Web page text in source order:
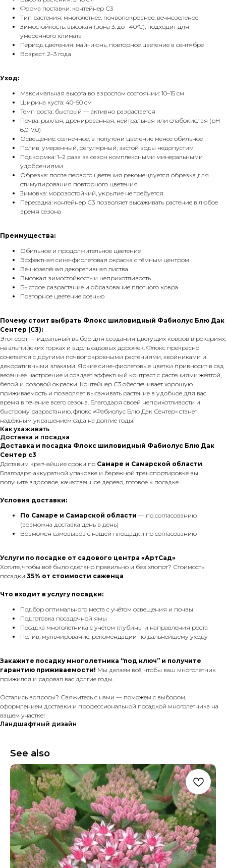
Форма поставки: контейнер С3
Тип растения: многолетнее, почвопокровное, вечнозелёное
Зимостойкость: высокая (зона 3, до –40°C), подходит для
умеренного климата
Период цветения: май–июнь, повторное цветение в сентябре
Возраст: 2–3 года
Уход:
Максимальная высота во взрослом состоянии: 10–15 см
Ширина куста: 40–50 см
Темп роста: быстрый — активно разрастается
Почва: рыхлая, дренированная, нейтральная или слабокислая (pH
6,0–7,0)
Освещение: солнечное; в полутени цветение менее обильное
Полив: умеренный, регулярный; застой воды недопустим
Подкормка: 1–2 раза за сезон комплексными минеральными
удобрениями
Обрезка: после первого цветения рекомендуется обрезка для
стимулирования повторного цветения
Зимовка: морозостойкий, укрытие не требуется
Пересадка: контейнер С3 позволяет высаживать растение в любое
время сезона
Преимущества:
Обильное и продолжительное цветение
Эффектная сине-фиолетовая окраска с тёмным центром
Вечнозелёная декоративная листва
Высокая зимостойкость и неприхотливость
Быстрое разрастание и образование плотного ковра
Повторное цветение осенью
Почему стоит выбрать Флокс шиловидный Фабиолус Блю Дак
Сентер (С3):
Этот сорт — идеальный выбор для создания цветущих ковров в рокариях,
на альпийских горках и вдоль садовых дорожек. Флокс прекрасно
сочетается с другими почвопокровными растениями, хвойниками и
декоративными злаками. Яркие сине-фиолетовые цветки привносит в сад
весеннее настроение и создаёт эффектный контраст с растениями жёлтой,
белой и розовой окраски. Контейнер С3 обеспечивает хорошую
приживаемость и позволяет высаживать растение в удобное для вас
время в течение всего сезона. Благодаря своей неприхотливости и
быстрому разрастанию, флокс «Фабиолус Блю Дак Сентер» станет
надёжным украшением сада на долгие годы.
Как ухаживать
Доставка и посадка
Доставка и посадка Флокс шиловидный Фабиолус Блю Дак
Сентер с3
Доставим кратчайшие сроки по Самаре и Самарской области.
Благодаря аккуратной упаковке и бережной транспортировке вы
получите здоровое, качественное дерево, готовое к посадке.
Условия доставки:
По Самаре и Самарской области — по согласованию
(возможна доставка день в день)
Возможен самовывоз с нашей площадки по согласованию
Услуги по посадке от садового центра «АртСад»
Хотите, чтобы всё было сделано правильно и без хлопот? Стоимость
посадки 35% от стоимости саженца
Что входит в услугу посадки:
Подбор оптимального места с учётом освещения и почвы
Подготовка посадочной ямы
Посадка многолетника с учётом глубины и направления роста
Полив, мульчирование, рекомендации по дальнейшему уходу
Закажите посадку многолетника “под ключ” и получите
гарантию приживаемости! Мы делаем всё, чтобы ваш многолетник
прижился и радовал вас долгие годы.
Остались вопросы? Свяжитесь с нами — поможем с выбором,
оформлением доставки и профессиональной посадкой многолетника на
вашем участке!
Ландшафтный дизайн
See also